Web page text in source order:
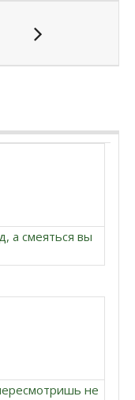
а смеяться вы
не